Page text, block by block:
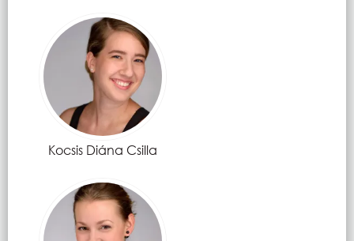
Kocsis Diána Csilla